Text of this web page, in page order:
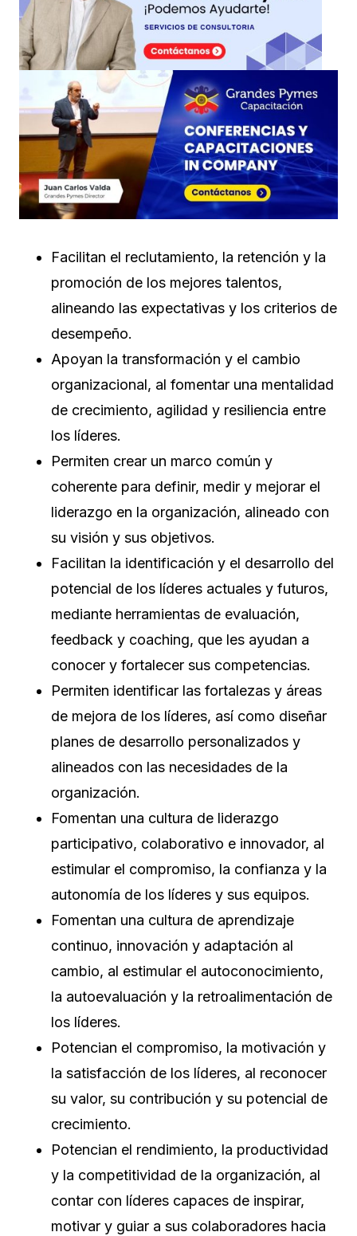
Facilitan el reclutamiento, la retención y la
promoción de los mejores talentos,
alineando las expectativas y los criterios de
desempeño.
Apoyan la transformación y el cambio
organizacional, al fomentar una mentalidad
de crecimiento, agilidad y resiliencia entre
los líderes.
Permiten crear un marco común y
coherente para definir, medir y mejorar el
liderazgo en la organización, alineado con
su visión y sus objetivos.
Facilitan la identificación y el desarrollo del
potencial de los líderes actuales y futuros,
mediante herramientas de evaluación,
feedback y coaching, que les ayudan a
conocer y fortalecer sus competencias.
Permiten identificar las fortalezas y áreas
de mejora de los líderes, así como diseñar
planes de desarrollo personalizados y
alineados con las necesidades de la
organización.
Fomentan una cultura de liderazgo
participativo, colaborativo e innovador, al
estimular el compromiso, la confianza y la
autonomía de los líderes y sus equipos.
Fomentan una cultura de aprendizaje
continuo, innovación y adaptación al
cambio, al estimular el autoconocimiento,
la autoevaluación y la retroalimentación de
los líderes.
Potencian el compromiso, la motivación y
la satisfacción de los líderes, al reconocer
su valor, su contribución y su potencial de
crecimiento.
Potencian el rendimiento, la productividad
y la competitividad de la organización, al
contar con líderes capaces de inspirar,
motivar y guiar a sus colaboradores hacia